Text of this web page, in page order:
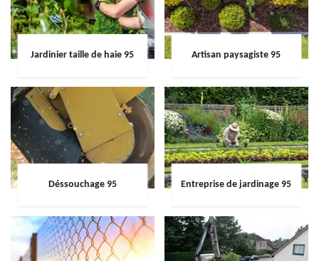
Jardinier taille de haie 95 Artisan paysagiste 95
Déssouchage 95 Entreprise de jardinage 95